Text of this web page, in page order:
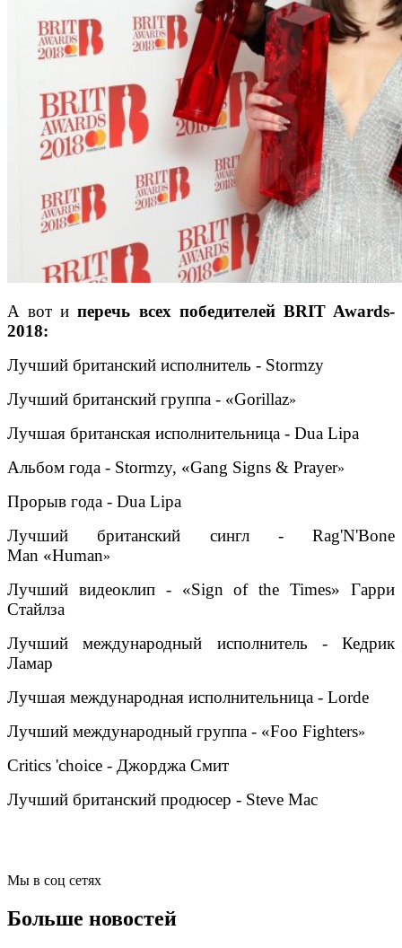
А вот иперечь всех победителей BRIT Awards-
2018:
Лучший британский исполнитель - Stormzy
Лучший британский группа - «Gorillaz»
Лучшая британская исполнительница - Dua Lipa
Альбом года - Stormzy, «Gang Signs & Prayer»
Прорыв года - Dua Lipa
Лучший британский сингл - Rag'N'Bone
Man «Human»
Лучший видеоклип - «Sign of the Times» Гарри
Стайлза
Лучший международный исполнитель - Кедрик
Ламар
Лучшая международная исполнительница - Lorde
Лучший международный группа - «Foo Fighters»
Critics 'choice - Джорджа Смит
Лучший британский продюсер - Steve Mac
Мы в соц сетях
Больше новостей